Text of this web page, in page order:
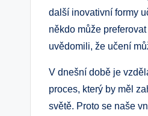
další inovativní formy
někdo může
uvědomili, že učení
V dnešní době je
proces, který by měl
světě. Proto se naše